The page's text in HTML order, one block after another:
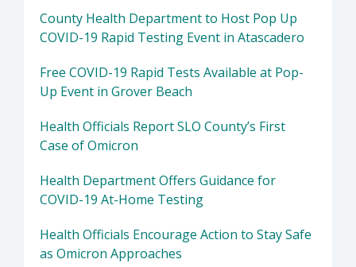
County Health Department to Host Pop Up
COVID-19 Rapid Testing Event in Atascadero
Free COVID-19 Rapid Tests Available at Pop-
Up Event in Grover Beach
Health Officials Report SLO County’s First
Case of Omicron
Health Department Offers Guidance for
COVID-19 At-Home Testing
Health Officials Encourage Action to Stay Safe
as Omicron Approaches